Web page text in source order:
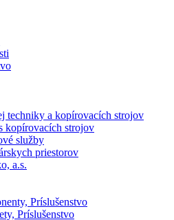
techniky a kopírovacích strojov
kopírovacích strojov
služby
priestorov
a.s.
Príslušenstvo
Príslušenstvo